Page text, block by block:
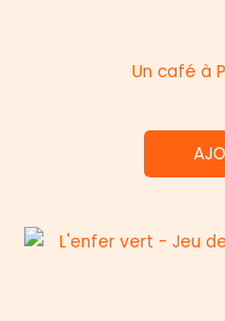
Un café à